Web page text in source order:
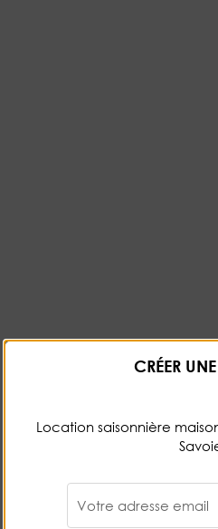
CRÉER
Location saisonnière
Votre adresse email